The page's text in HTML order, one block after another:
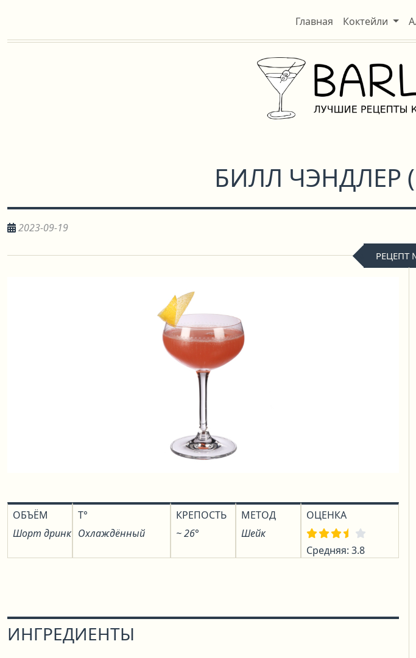
Главная Коктейли
БИЛЛ ЧЭНДЛЕР (
2023-09-19
РЕЦЕПТ
ОБЪЁМ
Шорт дринк
T°
Охлаждённый
КРЕПОСТЬ
~ 26°
МЕТОД
Шейк
ОЦЕНКА
Средняя: 3.8
ИНГРЕДИЕНТЫ